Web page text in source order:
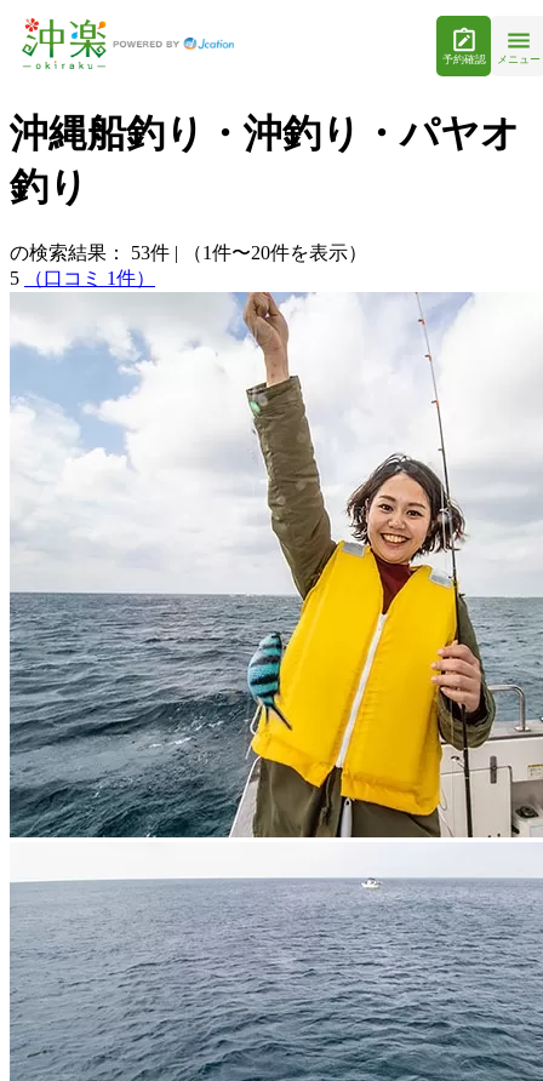
予約確認 メニュー
沖縄船釣り・沖釣り・パヤオ
釣り
の検索結果： 53件 |
（1件〜20件を表示）
5
（口コミ 1件）